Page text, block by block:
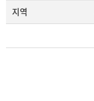
지역